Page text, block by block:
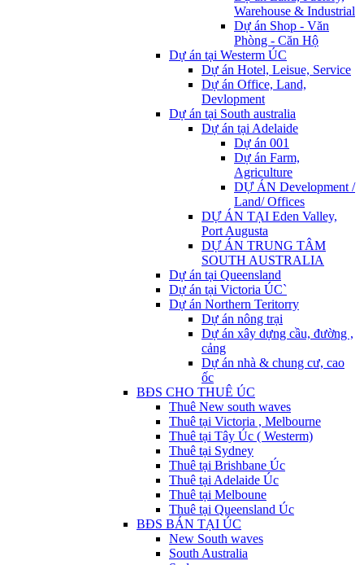
Warehouse & Industrial
Dự án Shop - Văn
Phòng - Căn Hộ
Dự án tại Westerm ÚC
Dự án Hotel, Leisue, Service
Dự án Office, Land,
Devlopment
Dự án tại South australia
Dự án tại Adelaide
Dự án 001
Dự án Farm,
Agriculture
DỰ ÁN Development /
Land/ Offices
DỰ ÁN TẠI Eden Valley,
Port Augusta
DỰ ÁN TRUNG TÂM
SOUTH AUSTRALIA
Dự án tại Queensland
Dự án tại Victoria ÚC`
Dự án Northern Teritorry
Dự án nông trại
Dự án xây dựng cầu, đường ,
cảng
Dự án nhà & chung cư, cao
ốc
BĐS CHO THUÊ ÚC
Thuê New south waves
Thuê tại Victoria , Melbourne
Thuê tại Tây Úc ( Westerm)
Thuê tại Sydney
Thuê tại Brishbane Úc
Thuê tại Adelaide Úc
Thuê tại Melboune
Thuê tại Queensland Úc
BĐS BÁN TẠI ÚC
New South waves
South Australia